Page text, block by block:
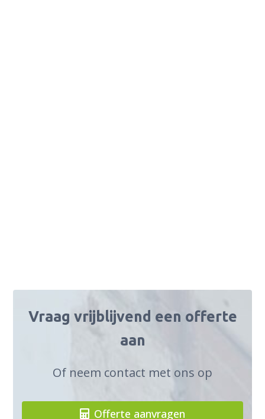
Vraag vrijblijvend een offerte
aan
Of neem contact met ons op
Offerte aanvragen